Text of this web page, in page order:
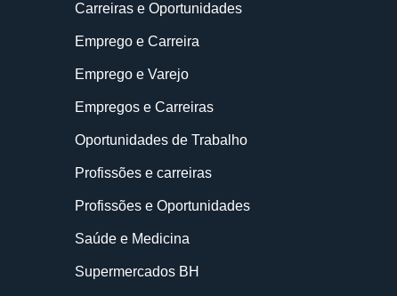
Carreiras e Oportunidades
Emprego e Carreira
Emprego e Varejo
Empregos e Carreiras
Oportunidades de Trabalho
Profissões e carreiras
Profissões e Oportunidades
Saúde e Medicina
Supermercados BH